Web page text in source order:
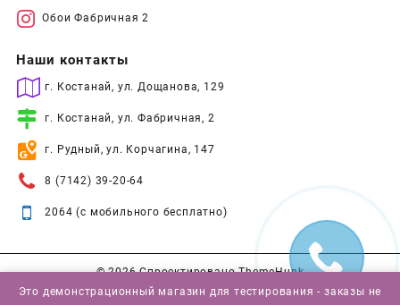
Обои Фабричная 2
Наши контакты
г. Костанай, ул. Дощанова, 129
г. Костанай, ул. Фабричная, 2
г. Рудный, ул. Корчагина, 147
8 (7142) 39-20-64
2064 (с мобильного бесплатно)
© 2026Спроектировано ThemeHunk
Это демонстрационный магазин для тестирования - заказы не